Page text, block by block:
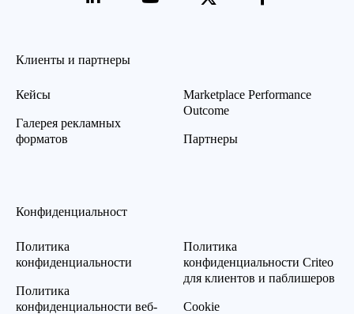
Клиенты и партнеры
Кейсы
Галерея рекламных
форматов
Marketplace Performance
Outcome
Партнеры
Конфиденциальност
Политика
конфиденциальности
Политика
конфиденциальности веб-
Политика
конфиденциальности Criteo
для клиентов и паблишеров
Cookie